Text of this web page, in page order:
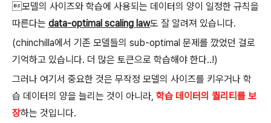
모델의 사이즈와 학습에 사용되는 데이터의 양이 일정한 규칙을
따른다는 data-optimal scaling law도 잘 알려져 있습니다.
(chinchilla에서 기존 모델들의 sub-optimal 문제를 깠었던 걸로
기억하고 있습니다. 더 많은 토큰으로 학습해야 한다..!)
그러나 여기서 중요한 것은 무작정 모델의 사이즈를 키우거나 학
습 데이터의 양을 늘리는 것이 아니라, 학습 데이터의 퀄리티를 보
장하는 것입니다.